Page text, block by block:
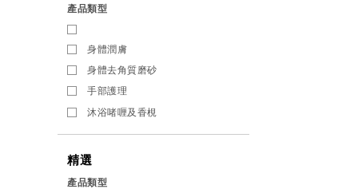
產品類型
身體潤膚
身體去角質磨砂
手部護理
沐浴啫喱及香梘
精選
產品類型